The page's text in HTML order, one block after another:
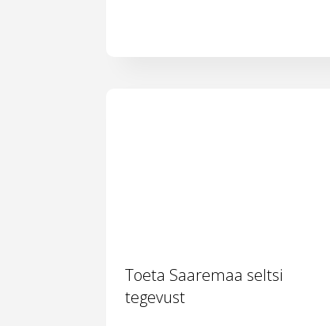
Toeta Saaremaa seltsi
tegevust